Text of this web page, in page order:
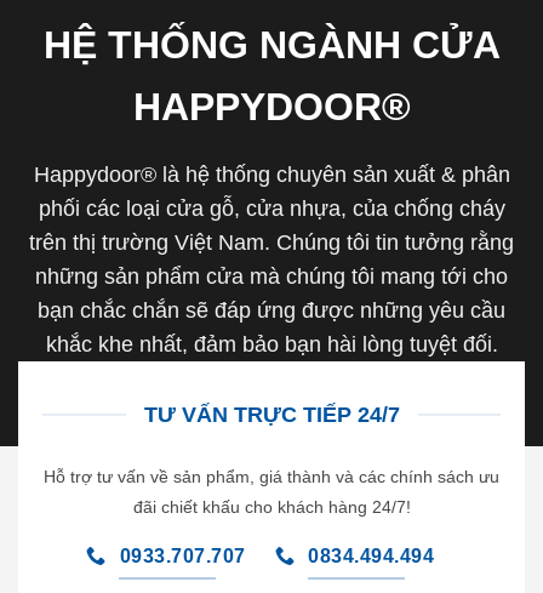
HỆ THỐNG NGÀNH CỬA
HAPPYDOOR®
Happydoor® là hệ thống chuyên sản xuất & phân
phối các loại cửa gỗ, cửa nhựa, của chống cháy
trên thị trường Việt Nam. Chúng tôi tin tưởng rằng
những sản phẩm cửa mà chúng tôi mang tới cho
bạn chắc chắn sẽ đáp ứng được những yêu cầu
khắc khe nhất, đảm bảo bạn hài lòng tuyệt đối.
TƯ VẤN TRỰC TIẾP 24/7
Hỗ trợ tư vấn về sản phẩm, giá thành và các chính sách ưu
đãi chiết khấu cho khách hàng 24/7!
0933.707.707 0834.494.494